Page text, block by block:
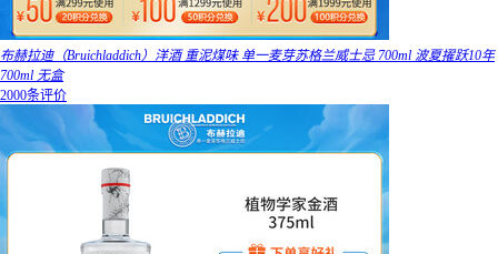
布赫拉迪（Bruichladdich）洋酒 重泥煤味 单一麦芽苏格兰威士忌 700ml 波夏擢跃10年
700ml 无盒
2000条评价